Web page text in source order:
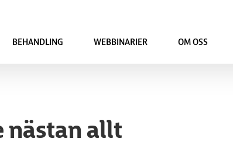
BEHANDLING WEBBINARIER OM OSS
nästan allt